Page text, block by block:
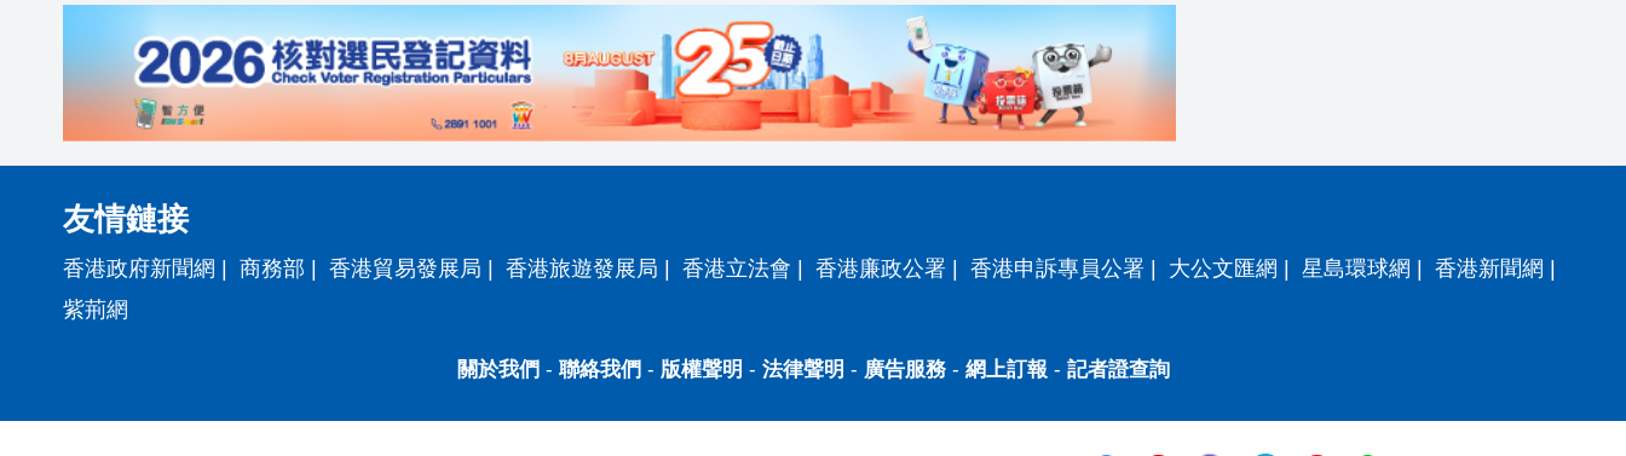
友情鏈接
香港政府新聞網 商務部 香港貿易發展局 香港旅遊發展局 香港立法會 香港廉政公署 香港申訴專員公署 大公文匯網 星島環球網 香港新聞網
紫荊網
關於我們 - 聯絡我們 - 版權聲明 - 法律聲明 - 廣告服務- 網上訂報 - 記者證查詢